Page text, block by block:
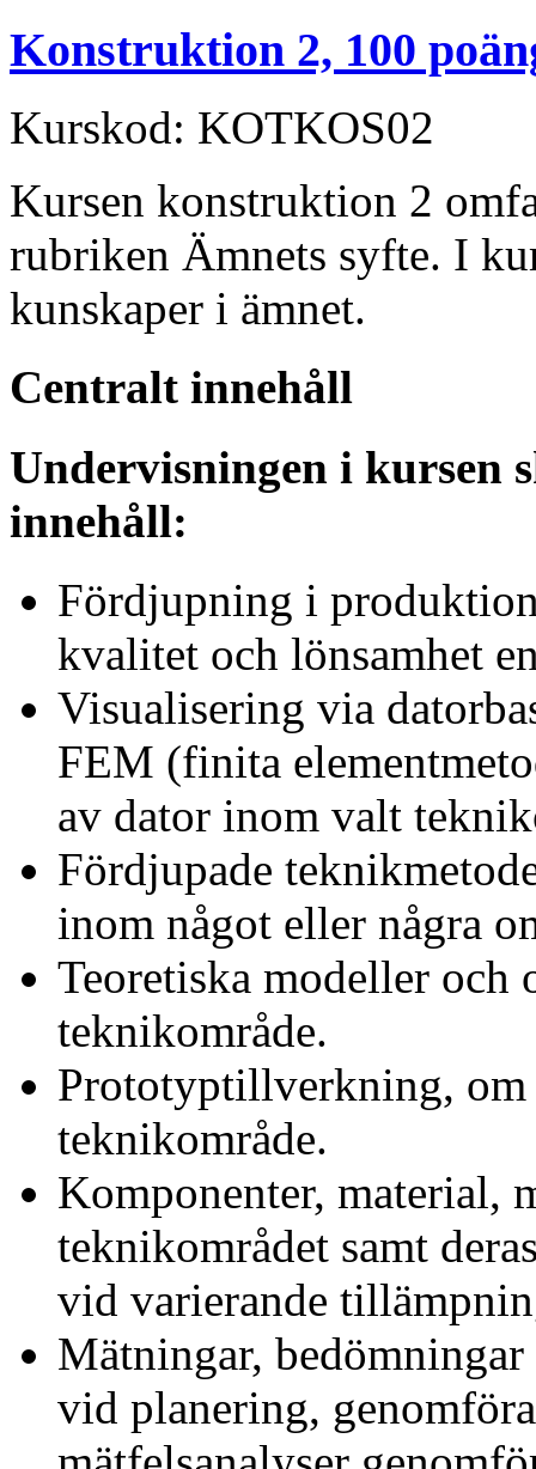
Konstruktion 2, 100
Kurskod: KOTKOS02
Kursen konstruktion 2
rubriken Ämnets syfte. I
kunskaper i ämnet.
Centralt innehåll
Undervisningen i kursen
innehåll:
Fördjupning i
kvalitet och lönsamhet
Visualisering via
FEM (finita
av dator inom valt
Fördjupade
inom något eller några
Teoretiska modeller och
teknikområde.
Prototyptillverkning,
teknikområde.
Komponenter, material,
teknikområdet samt
vid varierande
Mätningar,
vid planering,